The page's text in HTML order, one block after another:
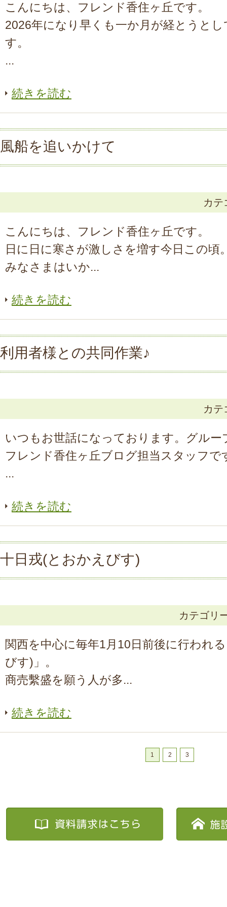
こんにちは、フレンド香住ヶ丘です。
2026年になり早くも一か月が経とうと
す。
...
続きを読む
風船を追いかけて
カ
こんにちは、フレンド香住ヶ丘です。
日に日に寒さが激しさを増す今日この頃
みなさまはいか...
続きを読む
利用者様との共同作業♪
カ
いつもお世話になっております。グルー
フレンド香住ヶ丘ブログ担当スタッフで
...
続きを読む
十日戎(とおかえびす)
カテゴリ
関西を中心に毎年1月10日前後に行われ
びす)」。
商売繫盛を願う人が多...
続きを読む
1 2 3